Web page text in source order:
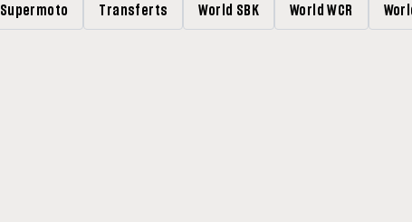
Supermoto Transferts World SBK World WCR